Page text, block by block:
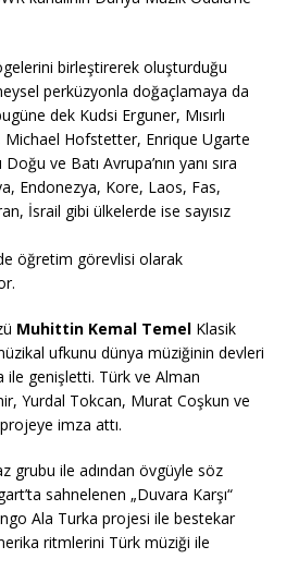
birleştirerek oluşturduğu
perküzyonla doğaçlamaya da
dek Kudsi Erguner, Mısırlı
Hofstetter, Enrique Ugarte
ve Batı Avrupa’nın yanı sıra
Endonezya, Kore, Laos, Fas,
İsrail gibi ülkelerde ise sayısız
öğretim görevlisi olarak
Muhittin Kemal Temel Klasik
ufkunu dünya müziğinin devleri
ile genişletti. Türk ve Alman
Yurdal Tokcan, Murat Coşkun ve
imza attı.
grubu ile adından övgüyle söz
sahnelenen „Duvara Karşı“
Ala Turka projesi ile bestekar
ritmlerini Türk müziği ile